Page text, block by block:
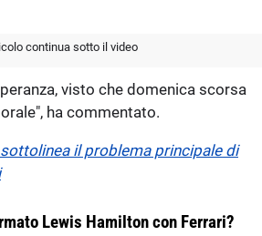
continua sotto il video
visto che domenica scorsa
ha commentato.
il problema principale di
Lewis Hamilton con Ferrari?